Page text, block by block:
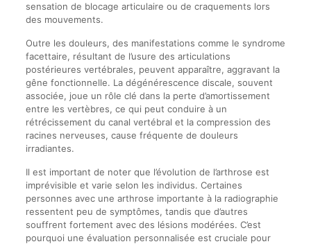
sensation de blocage articulaire ou de craquements lors
des mouvements.
Outre les douleurs, des manifestations comme le syndrome
facettaire, résultant de l’usure des articulations
postérieures vertébrales, peuvent apparaître, aggravant la
gêne fonctionnelle. La dégénérescence discale, souvent
associée, joue un rôle clé dans la perte d’amortissement
entre les vertèbres, ce qui peut conduire à un
rétrécissement du canal vertébral et la compression des
racines nerveuses, cause fréquente de douleurs
irradiantes.
Il est important de noter que l’évolution de l’arthrose est
imprévisible et varie selon les individus. Certaines
personnes avec une arthrose importante à la radiographie
ressentent peu de symptômes, tandis que d’autres
souffrent fortement avec des lésions modérées. C’est
pourquoi une évaluation personnalisée est cruciale pour